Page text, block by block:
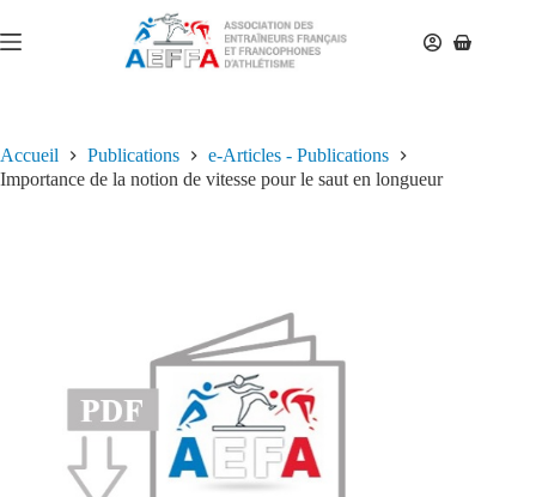
Accueil Publications
e-Articles - Publications
Importance de la notion de vitesse pour le saut en longueur